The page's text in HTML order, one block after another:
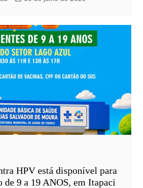
HPV está disponível para
9 a 19 ANOS, em Itapaci